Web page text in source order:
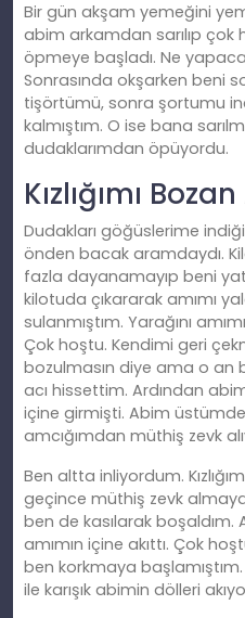
Bir gün akşam yemeğini
abim arkamdan sarılıp
öpmeye başladı. Ne
Sonrasında okşarken beni
tişörtümü, sonra şortumu
kalmıştım. O ise bana
dudaklarımdan öpüyordu.
Kızlığımı
Dudakları göğüslerime
önden bacak aramdaydı.
fazla dayanamayıp beni
kilotuda çıkararak amımı
sulanmıştım. Yarağını
Çok hoştu. Kendimi geri
bozulmasın diye ama o an
acı hissettim. Ardından
içine girmişti. Abim
amcığımdan müthiş zevk
Ben altta inliyordum.
geçince müthiş zevk
ben de kasılarak
amımın içine akıttı. Çok
ben korkmaya başlamıştım.
ile karışık abimin dölleri